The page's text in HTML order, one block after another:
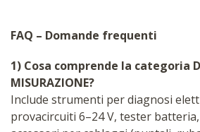
FAQ – Domande frequenti
1) Cosa comprende la categoria
MISURAZIONE?
Include strumenti per diagnosi
provacircuiti 6–24 V, tester